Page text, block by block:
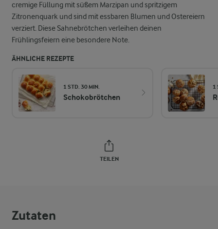
cremige Füllung mit süßem Marzipan und spritzigem
Zitronenquark und sind mit essbaren Blumen und Ostereiern
verziert. Diese Sahnebrötchen verleihen deinen
Frühlingsfeiern eine besondere Note.
ÄHNLICHE REZEPTE
1 STD. 30 MIN.
Schokobrötchen
1
TEILEN
Zutaten